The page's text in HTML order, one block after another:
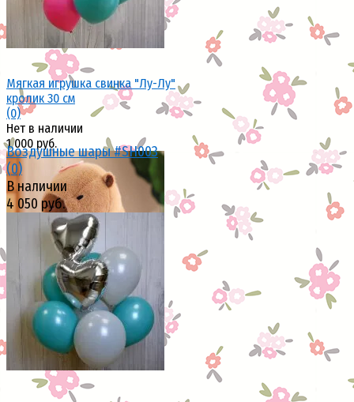
избранное сравнить
Мягкая игрушка свинка "Лу-Лу"
кролик 30 см
(0)
Нет в наличии
1 000 руб.
избранное сравнить
Воздушные шары #SH003
(0)
В наличии
4 050 руб.